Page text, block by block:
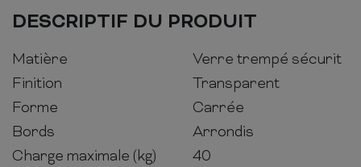
DESCRIPTIF DU PRODUIT
Matière
Verre trempé sécurit
Finition
Transparent
Forme
Carrée
Bords
Arrondis
Charge maximale (kg)
40